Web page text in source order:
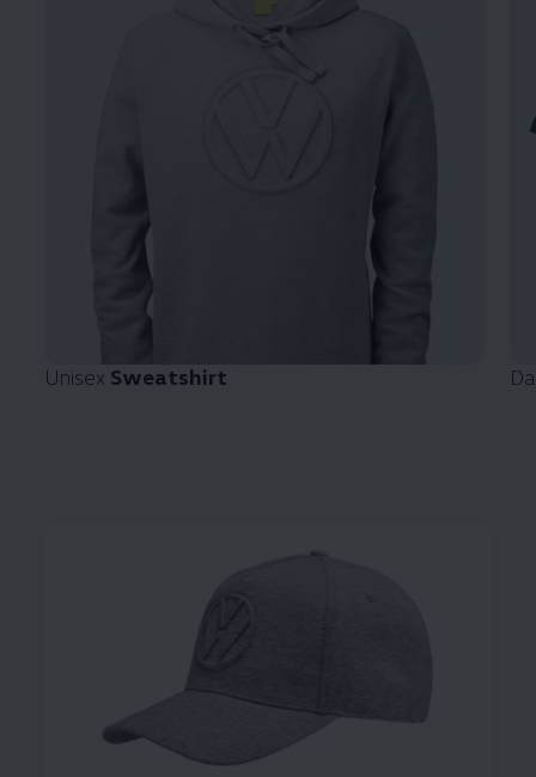
Unisex Sweatshirt